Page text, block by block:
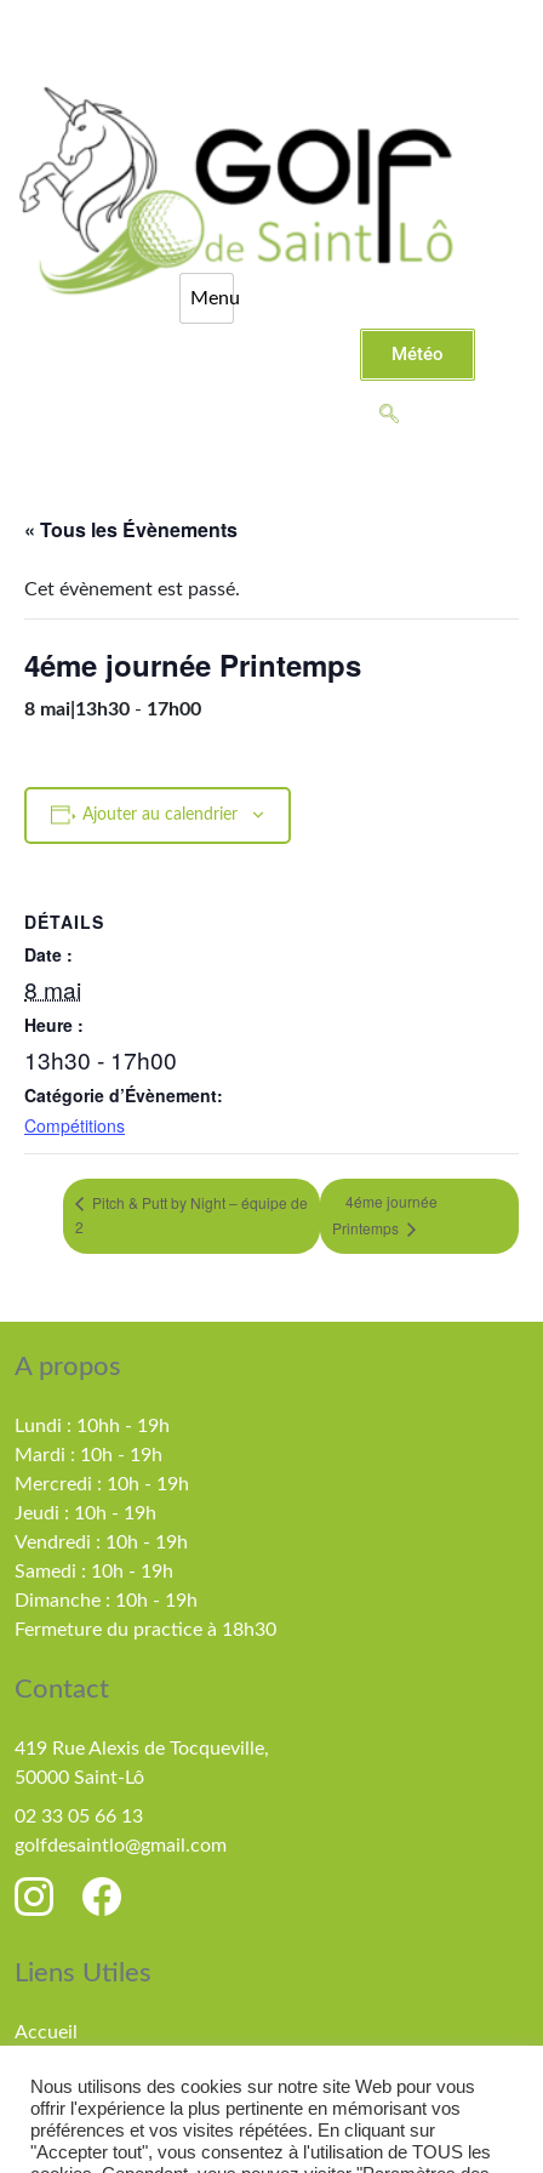
Météo
« Tous les Évènements
Cet évènement est passé.
4éme journée Printemps
8 mai|13h30 - 17h00
Ajouter au calendrier
DÉTAILS
Date :
8 mai
Heure :
13h30 - 17h00
Catégorie d’Évènement:
Compétitions
Pitch & Putt by Night – équipe de
2
4éme journée
Printemps
A propos
Lundi : 10hh - 19h
Mardi : 10h - 19h
Mercredi : 10h - 19h
Jeudi : 10h - 19h
Vendredi : 10h - 19h
Samedi : 10h - 19h
Dimanche : 10h - 19h
Fermeture du practice à 18h30
Contact
419 Rue Alexis de Tocqueville,
50000 Saint-Lô
02 33 05 66 13
golfdesaintlo@gmail.com
Liens Utiles
Accueil
Compétitions
Actualités
Nous utilisons des cookies sur notre site Web pour vous
offrir l'expérience la plus pertinente en mémorisant vos
préférences et vos visites répétées. En cliquant sur
"Accepter tout", vous consentez à l'utilisation de TOUS les